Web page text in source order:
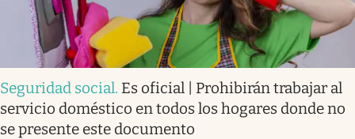
Seguridad social. Es oficial | Prohibirán trabajar al
servicio doméstico en todos los hogares donde no
se presente este documento